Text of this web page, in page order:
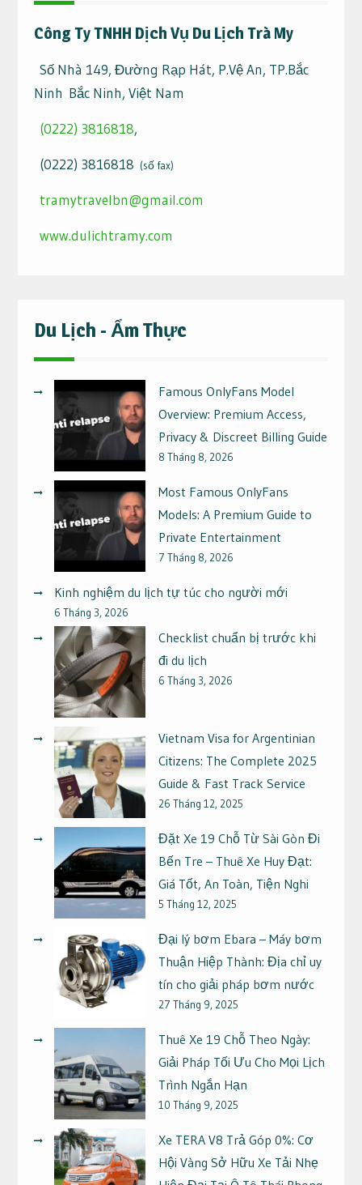
Công Ty TNHH Dịch Vụ Du Lịch Trà My
Số Nhà 149, Đường Rạp Hát, P.Vệ An, TP.Bắc
Ninh Bắc Ninh, Việt Nam
(0222) 3816818,
(0222) 3816818 (số fax)
tramytravelbn@gmail.com
www.dulichtramy.com
Du Lịch - Ẩm Thực
Famous OnlyFans Model
Overview: Premium Access,
Privacy & Discreet Billing Guide
8 Tháng 8, 2026
Most Famous OnlyFans
Models: A Premium Guide to
Private Entertainment
7 Tháng 8, 2026
Kinh nghiệm du lịch tự túc cho người mới
6 Tháng 3, 2026
Checklist chuẩn bị trước khi
đi du lịch
6 Tháng 3, 2026
Vietnam Visa for Argentinian
Citizens: The Complete 2025
Guide & Fast Track Service
26 Tháng 12, 2025
Đặt Xe 19 Chỗ Từ Sài Gòn Đi
Bến Tre – Thuê Xe Huy Đạt:
Giá Tốt, An Toàn, Tiện Nghi
5 Tháng 12, 2025
Đại lý bơm Ebara – Máy bơm
Thuận Hiệp Thành: Địa chỉ uy
tín cho giải pháp bơm nước
27 Tháng 9, 2025
Thuê Xe 19 Chỗ Theo Ngày:
Giải Pháp Tối Ưu Cho Mọi Lịch
Trình Ngắn Hạn
10 Tháng 9, 2025
Xe TERA V8 Trả Góp 0%: Cơ
Hội Vàng Sở Hữu Xe Tải Nhẹ